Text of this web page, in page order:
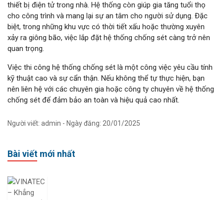
thiết bị điện tử trong nhà. Hệ thống còn giúp gia tăng tuổi thọ
cho công trình và mang lại sự an tâm cho người sử dụng. Đặc
biệt, trong những khu vực có thời tiết xấu hoặc thường xuyên
xảy ra giông bão, việc lắp đặt hệ thống chống sét càng trở nên
quan trọng.
Việc thi công hệ thống chống sét là một công việc yêu cầu tính
kỹ thuật cao và sự cẩn thận. Nếu không thể tự thực hiện, bạn
nên liên hệ với các chuyên gia hoặc công ty chuyên về hệ thống
chống sét để đảm bảo an toàn và hiệu quả cao nhất.
Người viết: admin - Ngày đăng: 20/01/2025
Bài viết mới nhất